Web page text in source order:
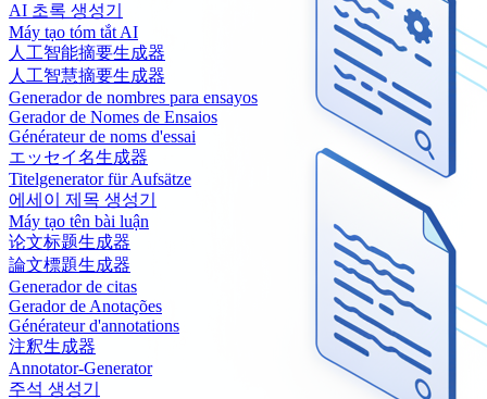
AI 초록 생성기
Máy tạo tóm tắt AI
人工智能摘要生成器
人工智慧摘要生成器
Generador de nombres para ensayos
Gerador de Nomes de Ensaios
Générateur de noms d'essai
エッセイ名生成器
Titelgenerator für Aufsätze
에세이 제목 생성기
Máy tạo tên bài luận
论文标题生成器
論文標題生成器
Generador de citas
Gerador de Anotações
Générateur d'annotations
注釈生成器
Annotator-Generator
주석 생성기